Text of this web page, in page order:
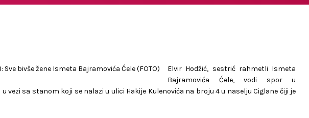
Elvir Hodžić, sestrić rahmetli Ismeta
Bajramovića Ćele, vodi spor u
vezi sa stanom koji se nalazi u ulici Hakije Kulenovića na broju 4 u naselju Ciglane čiji je